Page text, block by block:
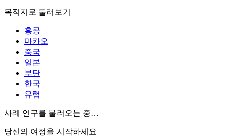
목적지로 둘러보기
홍콩
마카오
중국
일본
부탄
한국
유럽
사례 연구를 불러오는 중…
당신의 여정을 시작하세요